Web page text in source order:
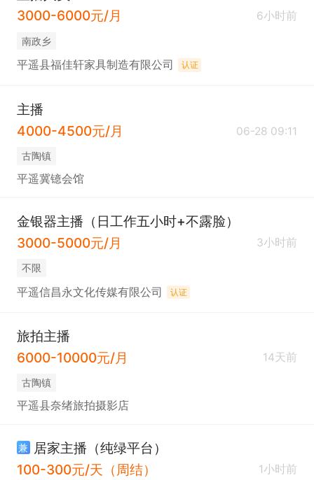
3000-6000元/月
6小时前
南政乡
平遥县福佳轩家具制造有限公司 认证
主播
4000-4500元/月
06-28 09:11
古陶镇
平遥冀镱会馆
金银器主播（日工作五小时+不露脸）
3000-5000元/月
3小时前
不限
平遥信昌永文化传媒有限公司 认证
旅拍主播
6000-10000元/月
14天前
古陶镇
平遥县奈绪旅拍摄影店
兼 居家主播（纯绿平台）
100-300元/天（周结）
1小时前